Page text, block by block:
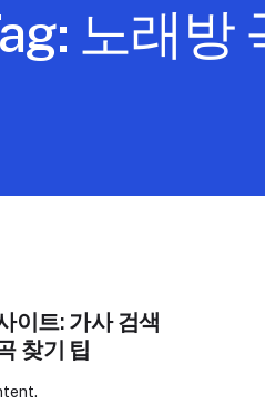
노래방
이트: 가사 검색
찾기 팁